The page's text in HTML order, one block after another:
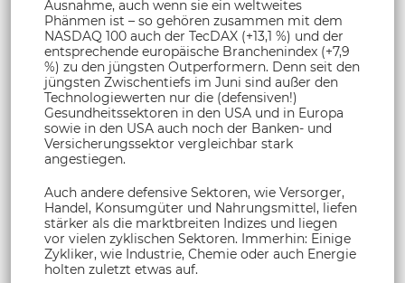
Ausnahme, auch wenn sie ein weltweites
Phänmen ist – so gehören zusammen mit dem
NASDAQ 100 auch der TecDAX (+13,1 %) und der
entsprechende europäische Branchenindex (+7,9
%) zu den jüngsten Outperformern. Denn seit den
jüngsten Zwischentiefs im Juni sind außer den
Technologiewerten nur die (defensiven!)
Gesundheitssektoren in den USA und in Europa
sowie in den USA auch noch der Banken- und
Versicherungssektor vergleichbar stark
angestiegen.
Auch andere defensive Sektoren, wie Versorger,
Handel, Konsumgüter und Nahrungsmittel, liefen
stärker als die marktbreiten Indizes und liegen
vor vielen zyklischen Sektoren. Immerhin: Einige
Zykliker, wie Industrie, Chemie oder auch Energie
holten zuletzt etwas auf.